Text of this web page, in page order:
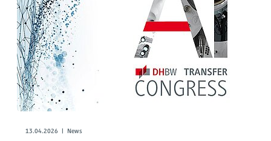
13.04.2026 | News